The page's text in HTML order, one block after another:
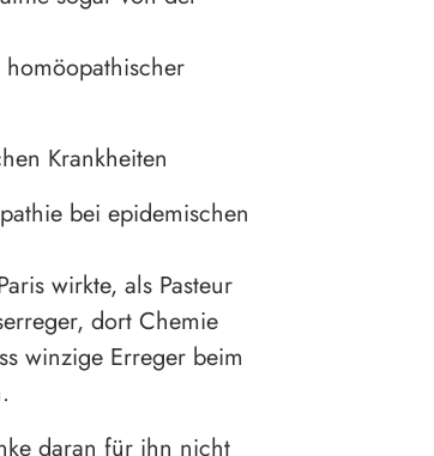
Krankheiten
bei epidemischen
wirkte, als Pasteur
dort Chemie
winzige Erreger beim
daran für ihn nicht